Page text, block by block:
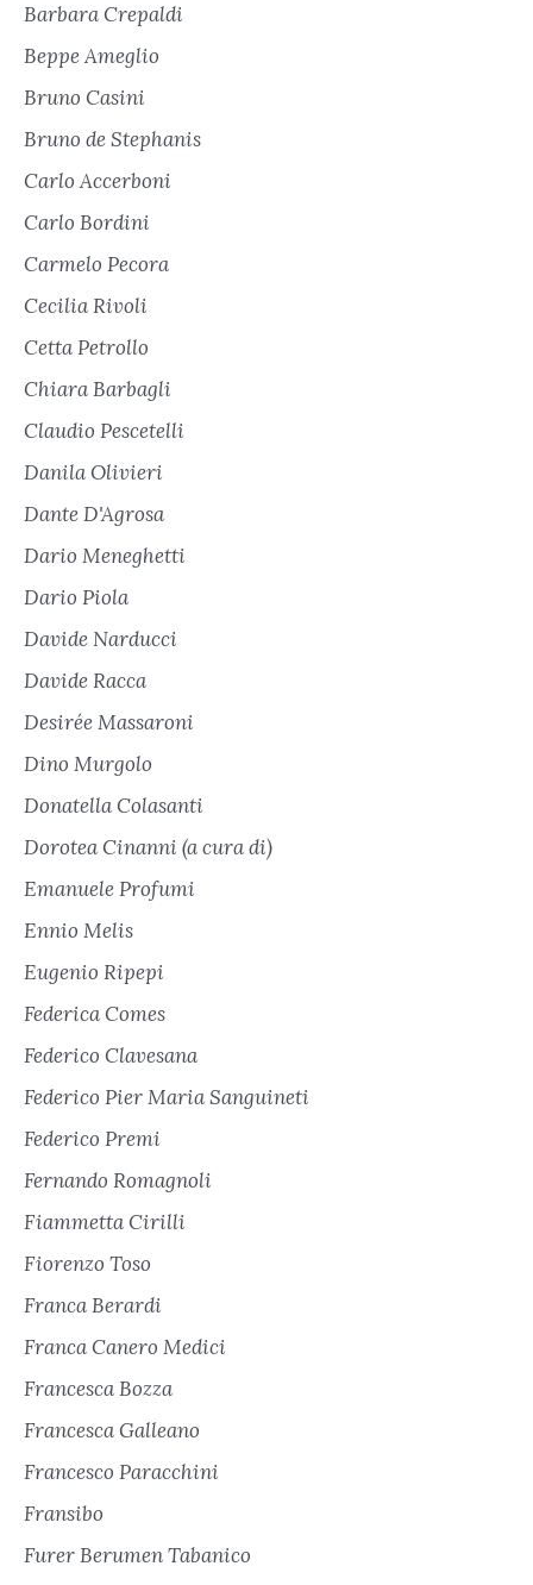
Barbara Crepaldi
Beppe Ameglio
Bruno Casini
Bruno de Stephanis
Carlo Accerboni
Carlo Bordini
Carmelo Pecora
Cecilia Rivoli
Cetta Petrollo
Chiara Barbagli
Claudio Pescetelli
Danila Olivieri
Dante D'Agrosa
Dario Meneghetti
Dario Piola
Davide Narducci
Davide Racca
Desirée Massaroni
Dino Murgolo
Donatella Colasanti
Dorotea Cinanni (a cura di)
Emanuele Profumi
Ennio Melis
Eugenio Ripepi
Federica Comes
Federico Clavesana
Federico Pier Maria Sanguineti
Federico Premi
Fernando Romagnoli
Fiammetta Cirilli
Fiorenzo Toso
Franca Berardi
Franca Canero Medici
Francesca Bozza
Francesca Galleano
Francesco Paracchini
Fransibo
Furer Berumen Tabanico